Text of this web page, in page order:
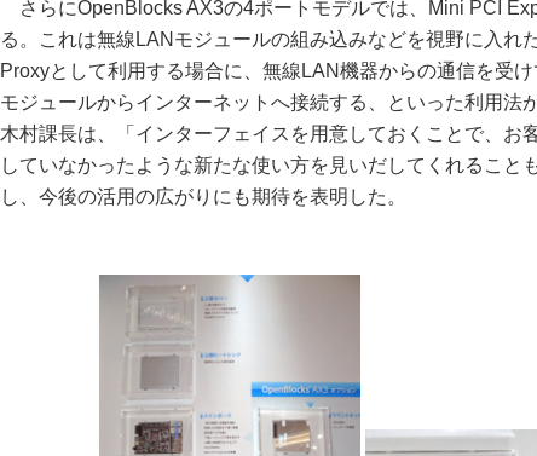
さらにOpenBlocks AX3の4ポートモデルでは、Mini PCI
る。これは無線LANモジュールの組み込みなどを視野に入れ
Proxyとして利用する場合に、無線LAN機器からの通信を受
モジュールからインターネットへ接続する、といった利用法
木村課長は、「インターフェイスを用意しておくことで、お
していなかったような新たな使い方を見いだしてくれること
し、今後の活用の広がりにも期待を表明した。